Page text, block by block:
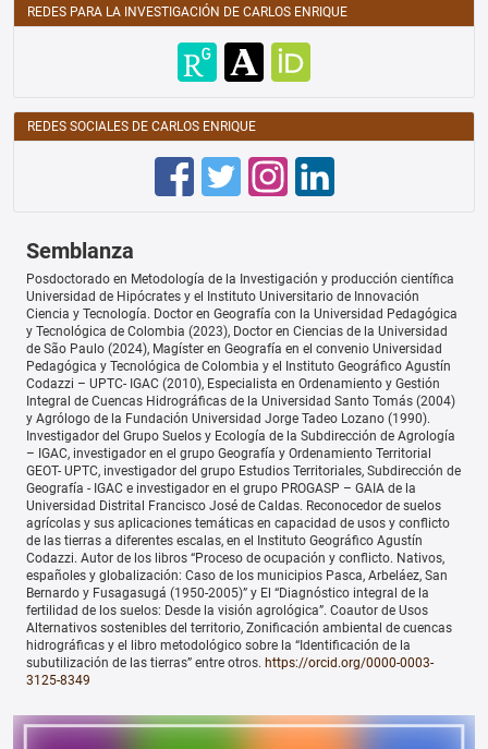
REDES PARA LA INVESTIGACIÓN DE CARLOS ENRIQUE
REDES SOCIALES DE CARLOS ENRIQUE
Semblanza
Posdoctorado en Metodología de la Investigación y producción científica
Universidad de Hipócrates y el Instituto Universitario de Innovación
Ciencia y Tecnología. Doctor en Geografía con la Universidad Pedagógica
y Tecnológica de Colombia (2023), Doctor en Ciencias de la Universidad
de São Paulo (2024), Magíster en Geografía en el convenio Universidad
Pedagógica y Tecnológica de Colombia y el Instituto Geográfico Agustín
Codazzi – UPTC- IGAC (2010), Especialista en Ordenamiento y Gestión
Integral de Cuencas Hidrográficas de la Universidad Santo Tomás (2004)
y Agrólogo de la Fundación Universidad Jorge Tadeo Lozano (1990).
Investigador del Grupo Suelos y Ecología de la Subdirección de Agrología
– IGAC, investigador en el grupo Geografía y Ordenamiento Territorial
GEOT- UPTC, investigador del grupo Estudios Territoriales, Subdirección de
Geografía - IGAC e investigador en el grupo PROGASP – GAIA de la
Universidad Distrital Francisco José de Caldas. Reconocedor de suelos
agrícolas y sus aplicaciones temáticas en capacidad de usos y conflicto
de las tierras a diferentes escalas, en el Instituto Geográfico Agustín
Codazzi. Autor de los libros “Proceso de ocupación y conflicto. Nativos,
españoles y globalización: Caso de los municipios Pasca, Arbeláez, San
Bernardo y Fusagasugá (1950-2005)” y El “Diagnóstico integral de la
fertilidad de los suelos: Desde la visión agrológica”. Coautor de Usos
Alternativos sostenibles del territorio, Zonificación ambiental de cuencas
hidrográficas y el libro metodológico sobre la “Identificación de la
subutilización de las tierras” entre otros. https://orcid.org/0000-0003-
3125-8349